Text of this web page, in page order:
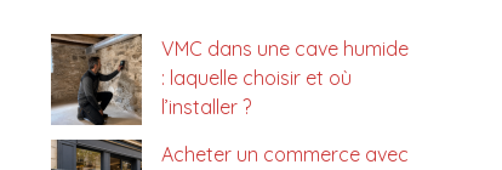
VMC dans une cave humide
: laquelle choisir et où
l’installer ?
Acheter un commerce avec